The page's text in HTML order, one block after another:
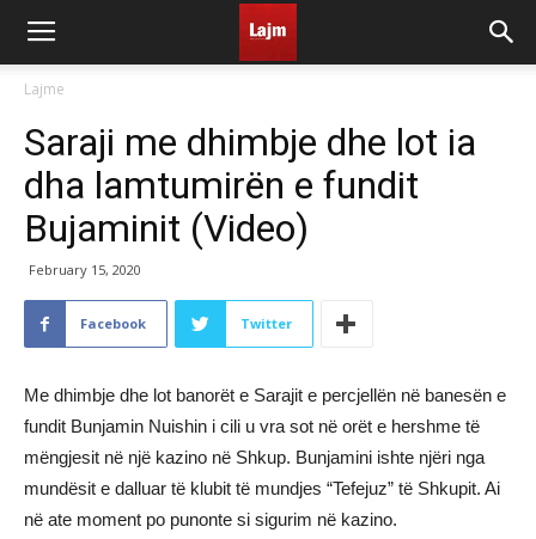
Lajme
Saraji me dhimbje dhe lot ia
dha lamtumirën e fundit
Bujaminit (Video)
February 15, 2020
Facebook Twitter
Me dhimbje dhe lot banorët e Sarajit e percjellën në banesën e
fundit Bunjamin Nuishin i cili u vra sot në orët e hershme të
mëngjesit në një kazino në Shkup. Bunjamini ishte njëri nga
mundësit e dalluar të klubit të mundjes “Tefejuz” të Shkupit. Ai
në ate moment po punonte si sigurim në kazino.